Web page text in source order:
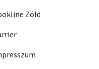
Zöld